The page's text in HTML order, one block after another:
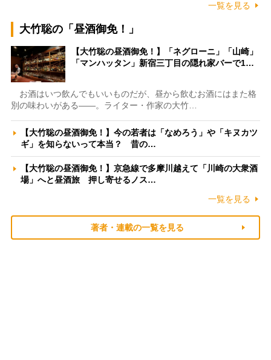
一覧を見る
大竹聡の「昼酒御免！」
【大竹聡の昼酒御免！】「ネグローニ」「山崎」
「マンハッタン」新宿三丁目の隠れ家バーで1…
お酒はいつ飲んでもいいものだが、昼から飲むお酒にはまた格
別の味わいがある――。ライター・作家の大竹…
【大竹聡の昼酒御免！】今の若者は「なめろう」や「キヌカツ
ギ」を知らないって本当？ 昔の…
【大竹聡の昼酒御免！】京急線で多摩川越えて「川崎の大衆酒
場」へと昼酒旅 押し寄せるノス…
一覧を見る
著者・連載の一覧を見る